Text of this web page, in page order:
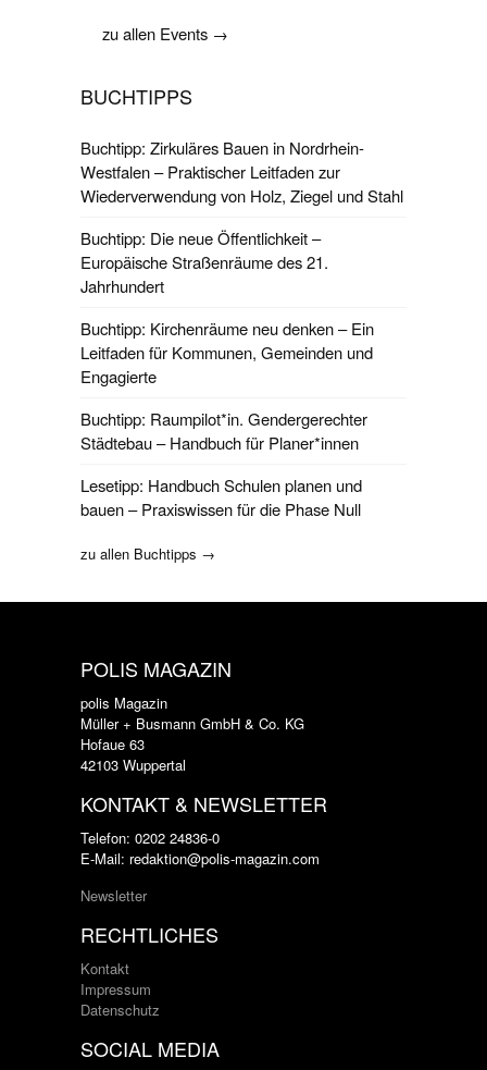
zu allen Events →
BUCHTIPPS
Buchtipp: Zirkuläres Bauen in Nordrhein-
Westfalen – Praktischer Leitfaden zur
Wiederverwendung von Holz, Ziegel und Stahl
Buchtipp: Die neue Öffentlichkeit –
Europäische Straßenräume des 21.
Jahrhundert
Buchtipp: Kirchenräume neu denken – Ein
Leitfaden für Kommunen, Gemeinden und
Engagierte
Buchtipp: Raumpilot*in. Gendergerechter
Städtebau – Handbuch für Planer*innen
Lesetipp: Handbuch Schulen planen und
bauen – Praxiswissen für die Phase Null
zu allen Buchtipps →
POLIS MAGAZIN
polis Magazin
Müller + Busmann GmbH & Co. KG
Hofaue 63
42103 Wuppertal
KONTAKT & NEWSLETTER
Telefon: 0202 24836-0
E-Mail: redaktion@polis-magazin.com
Newsletter
RECHTLICHES
Kontakt
Impressum
Datenschutz
SOCIAL MEDIA